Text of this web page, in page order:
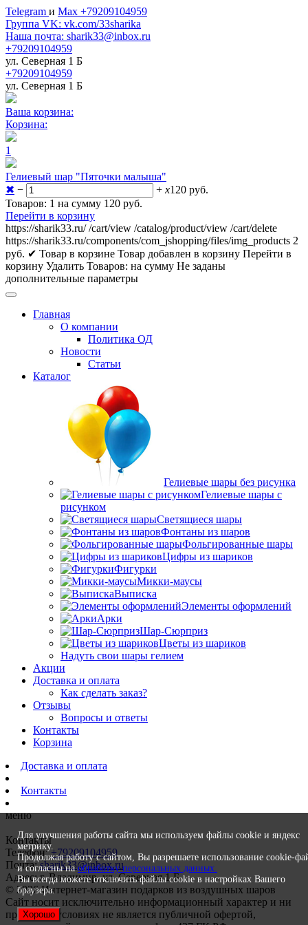
Telegram и Max +79209104959
Группа VK: vk.com/33sharika
Наша почта: sharik33@inbox.ru
+79209104959
ул. Северная 1 Б
+79209104959
ул. Северная 1 Б
Ваша корзина:
Корзина:
1
Гелиевый шар "Пяточки малыша"
✖ − + x120 руб.
Товаров: 1 на сумму 120 руб.
Перейти в корзину
https://sharik33.ru/ /cart/view /catalog/product/view /cart/delete
https://sharik33.ru/components/com_jshopping/files/img_products 2
руб. ✔ Товар в корзине Товар добавлен в корзину Перейти в
корзину Удалить Товаров: на сумму Не заданы
дополнительные параметры
Главная
О компании
Политика ОД
Новости
Статьи
Каталог
Гелиевые шары без рисунка
Гелиевые шары с
рисунком
Светящиеся шары
Фонтаны из шаров
Фольгированные шары
Цифры из шариков
Фигурки
Микки-маусы
Выписка
Элементы оформлений
Арки
Шар-Сюрприз
Цветы из шариков
Надуть свои шары гелием
Акции
Доставка и оплата
Как сделать заказ?
Отзывы
Вопросы и ответы
Контакты
Корзина
Доставка и оплата
Контакты
меню
Контакты
Телефон:+79209104959
Почта:sharik33@inbox.ru
Адрес: г. Владимир, ул. Северная 1 Б
© 2026 Интернет-магазин подарков из воздушных шаров
Сайт носит исключительно информационный характер и ни
при каких условиях не является публичной офертой,
Для улучшения работы сайта мы используем файлы cookie и яндекс
метрику.
Продолжая работу с сайтом, Вы разрешаете использование cookie-
и согласны наобработку персональных данных.
Вы всегда можете отключить файлы cookie в настройках Вашего
браузера.
Хорошо